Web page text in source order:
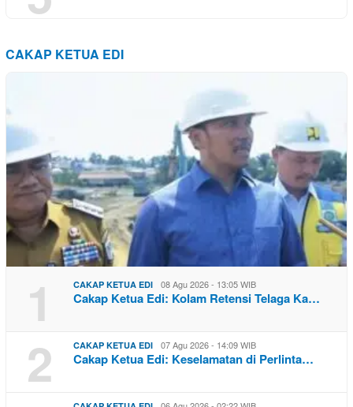
CAKAP KETUA EDI
1 CAKAP KETUA EDI 08 Agu 2026 - 13:05 WIB
Cakap Ketua Edi: Kolam Retensi Telaga Ka…
2 CAKAP KETUA EDI 07 Agu 2026 - 14:09 WIB
Cakap Ketua Edi: Keselamatan di Perlinta…